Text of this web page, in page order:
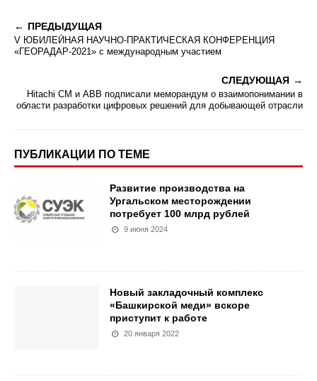
ПРЕДЫДУЩАЯ
V ЮБИЛЕЙНАЯ НАУЧНО-ПРАКТИЧЕСКАЯ КОНФЕРЕНЦИЯ
«ГЕОРАДАР-2021» с международным участием
СЛЕДУЮЩАЯ
Hitachi CM и ABB подписали меморандум о взаимопонимании в
области разработки цифровых решений для добывающей отрасли
ПУБЛИКАЦИИ ПО ТЕМЕ
Развитие производства на
Ургальском месторождении
потребует 100 млрд рублей
9 июня 2024
Новый закладочный комплекс
«Башкирской меди» вскоре
приступит к работе
20 января 2022